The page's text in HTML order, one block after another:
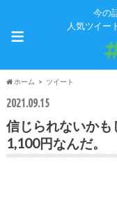
今の
人気ツイー
≡
ホーム ツイート
2021.09.15
信じられないかも
1,100円なんだ。